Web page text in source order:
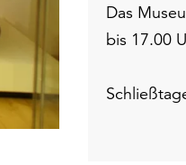
Das
bis 17.00